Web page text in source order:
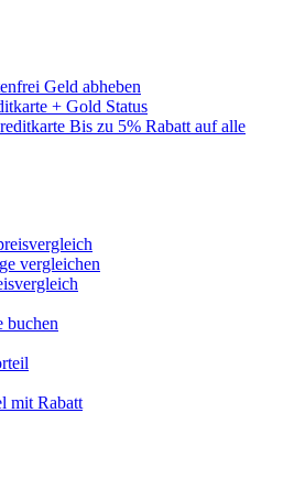
Geld abheben
+ Gold Status
Bis zu 5% Rabatt auf alle
vergleichen
buchen
mit Rabatt